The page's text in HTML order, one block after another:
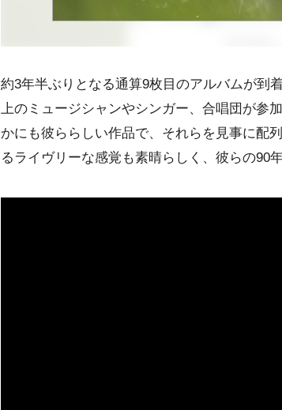
約3年半ぶりとなる通算9枚目のアルバムが到
上のミュージシャンやシンガー、合唱団が参
かにも彼ららしい作品で、それらを見事に配
るライヴリーな感覚も素晴らしく、彼らの90